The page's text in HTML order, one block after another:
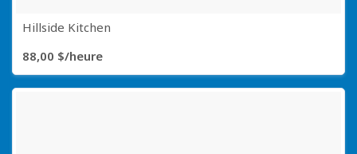
Hillside Kitchen
88,00 $/heure